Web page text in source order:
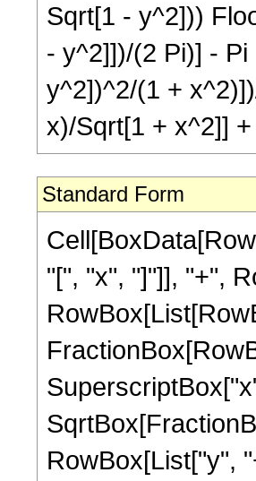
Sqrt[1 - y^2]))
- y^2]])/(2 Pi)] -
y^2])^2/(1 +
x)/Sqrt[1 + x^2]]
Standard Form
"[", "x", "]"]], "+",
RowBox[List["y",